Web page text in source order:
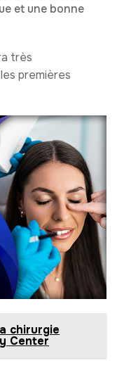
et une bonne
très
premières
chirurgie
Center